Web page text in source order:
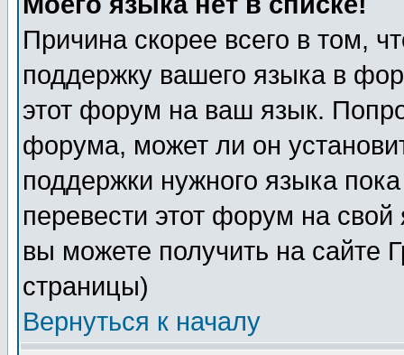
Причина скорее всего в том,
поддержку вашего языка в
этот форум на ваш язык.
форума, может ли он
поддержки нужного языка
перевести этот форум на
вы можете получить на сайте
страницы)
Вернуться к началу